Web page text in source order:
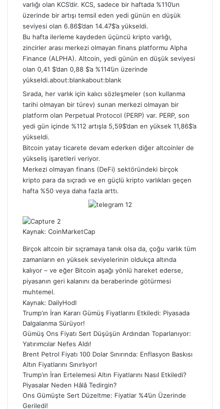
varlığı olan KCS’dir. KCS, sadece bir haftada %110’un
üzerinde bir artışı temsil eden yedi günün en düşük
seviyesi olan 6.86$’dan 14.47$’a yükseldi.
Bu hafta ilerleme kaydeden üçüncü kripto varlığı,
zincirler arası merkezi olmayan finans platformu Alpha
Finance (ALPHA). Altcoin, yedi günün en düşük seviyesi
olan 0,41 $’dan 0,88 $’a %114’ün üzerinde
yükseldi.about:blankabout:blank
Sırada, her varlık için kalıcı sözleşmeler (son kullanma
tarihi olmayan bir türev) sunan merkezi olmayan bir
platform olan Perpetual Protocol (PERP) var. PERP, son
yedi gün içinde %112 artışla 5,59$’dan en yüksek 11,86$’a
yükseldi.
Bitcoin yatay ticarete devam ederken diğer altcoinler de
yükseliş işaretleri veriyor.
Merkezi olmayan finans (DeFi) sektöründeki birçok
kripto para da sıçradı ve en güçlü kripto varlıkları geçen
hafta %50 veya daha fazla arttı.
Kaynak: CoinMarketCap
Birçok altcoin bir sıçramaya tanık olsa da, çoğu varlık tüm
zamanların en yüksek seviyelerinin oldukça altında
kalıyor – ve eğer Bitcoin aşağı yönlü hareket ederse,
piyasanın geri kalanını da beraberinde götürmesi
muhtemel.
Kaynak: DailyHodl
Trump’ın İran Kararı Gümüş Fiyatlarını Etkiledi: Piyasada
Dalgalanma Sürüyor!
Gümüş Ons Fiyatı Sert Düşüşün Ardından Toparlanıyor:
Yatırımcılar Nefes Aldı!
Brent Petrol Fiyatı 100 Dolar Sınırında: Enflasyon Baskısı
Altın Fiyatlarını Sınırlıyor!
Trump’ın İran Ertelemesi Altın Fiyatlarını Nasıl Etkiledi?
Piyasalar Neden Hâlâ Tedirgin?
Ons Gümüşte Sert Düzeltme: Fiyatlar %4’ün Üzerinde
Geriledi!